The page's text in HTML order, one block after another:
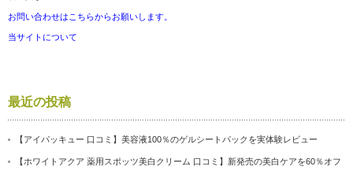
お問い合わせはこちらからお願いします。
当サイトについて
最近の投稿
【アイパッキュー 口コミ】美容液100％のゲルシートパックを実体験レビュー
【ホワイトアクア 薬用スポッツ美白クリーム 口コミ】新発売の美白ケアを60％オフ